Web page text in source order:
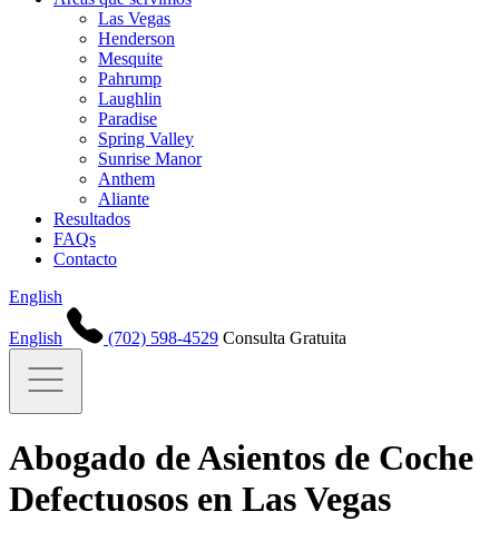
Las Vegas
Henderson
Mesquite
Pahrump
Laughlin
Paradise
Spring Valley
Sunrise Manor
Anthem
Aliante
Resultados
FAQs
Contacto
English
English (702) 598-4529 Consulta Gratuita
Abogado de Asientos de Coche
Defectuosos en Las Vegas